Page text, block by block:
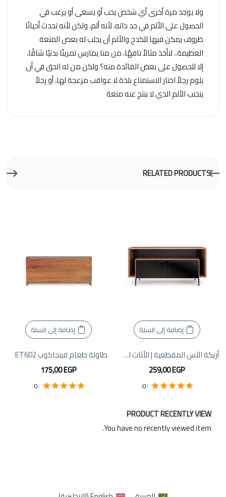
ولا يوجد مرة أخرى أي شخص يحب أو يسعى أو يرغب في
الحصول على الألم في حد ذاته، لأنه ألم، ولكن لأنه تحدث أحيانًا
ظروف يمكن فيها للكدح والألم أن يجلب له بعض المتعة
العظيمة.. لنأخذ مثالاً تافهًا، من منا يمارس تمرينًا بدنيًا شاقًا،
إلا للحصول على بعض الفائدة منه؟ ولكن من له الحق في أن
يلوم رجلاً اختار الاستمتاع بلذة لا عواقب مزعجة لها، أو رجلاً
يتجنب الألم الذي لا ينتج عنه متعة
RELATED PRODUCTS
إضافة إلى السلة
طاولة طعام فينجاكوب ET602
175,00EGP
(
0
)
إضافة إلى السلة
أريكة الآس المقطعية | الأثاث الإبداعي
259,00EGP
(
0
)
PRODUCT RECENTLY VIEW
You have no recently viewed item.